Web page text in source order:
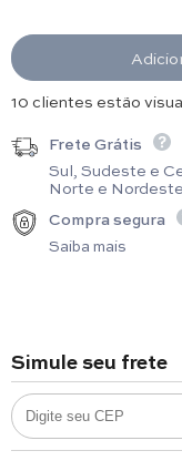
4 clientes estão
Frete Grátis
Sul, Sudeste e
Norte e Nordeste
Compra segura
Saiba mais
Simule seu frete